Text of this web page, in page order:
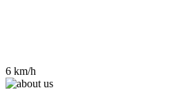
6 km/h